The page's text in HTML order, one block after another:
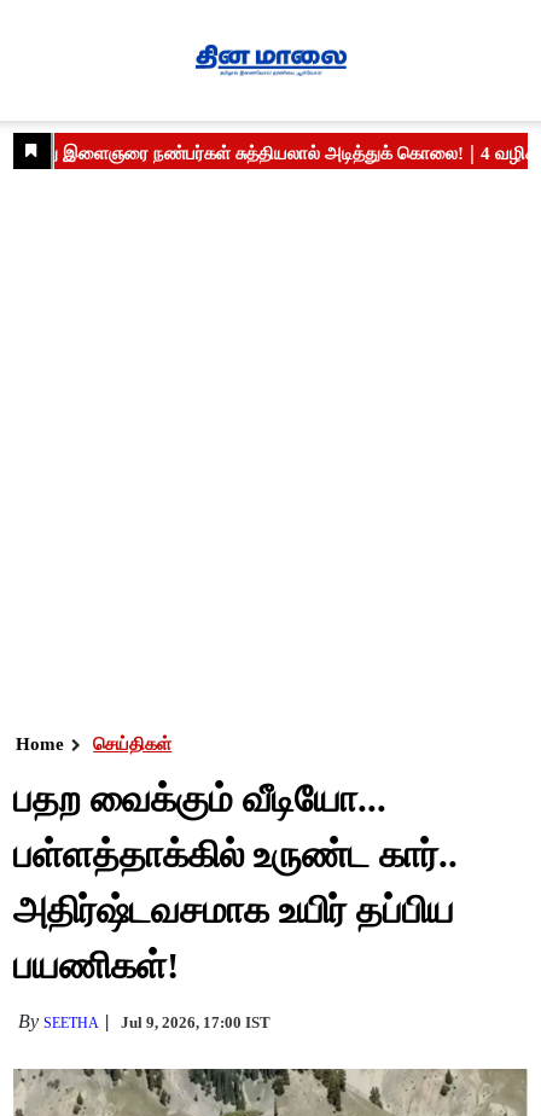
Home செய்திகள்
பதற வைக்கும் வீடியோ...
பள்ளத்தாக்கில் உருண்ட கார்..
அதிர்ஷ்டவசமாக உயிர் தப்பிய
பயணிகள்!
BySEETHA Jul 9, 2026, 17:00 IST